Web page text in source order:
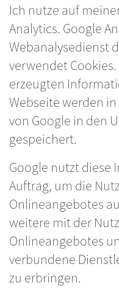
Ich nutze auf
Analytics. Google
Webanalysedienst
verwendet
erzeugten
Webseite werden
von Google in den
gespeichert.
Google nutzt diese
Auftrag, um die
Onlineangebotes
weitere mit der
Onlineangebotes
verbundene
zu erbringen.